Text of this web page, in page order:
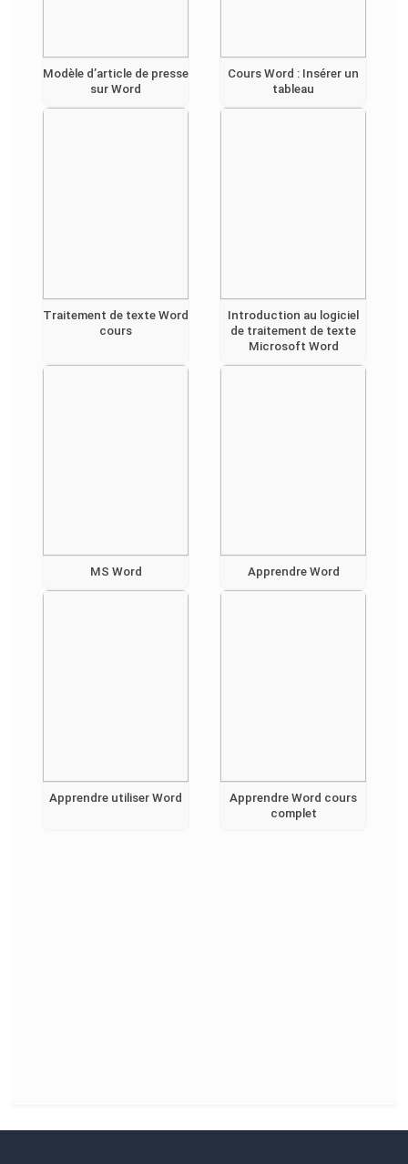
Modèle d’article de presse
sur Word
Cours Word : Insérer un
tableau
Traitement de texte Word
cours
Introduction au logiciel
de traitement de texte
Microsoft Word
MS Word Apprendre Word
Apprendre utiliser Word
Apprendre Word cours
complet